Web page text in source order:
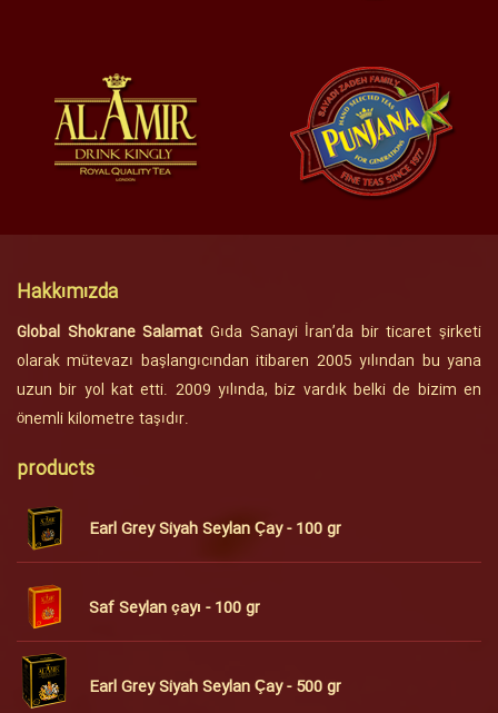
Hakkımızda
Global Shokrane Salamat Gıda Sanayi İran’da bir ticaret şirketi
olarak mütevazı başlangıcından itibaren 2005 yılından bu yana
uzun bir yol kat etti. 2009 yılında, biz vardık belki de bizim en
önemli kilometre taşıdır.
products
Earl Grey Siyah Seylan Çay - 100 gr
Saf Seylan çayı - 100 gr
Earl Grey Siyah Seylan Çay - 500 gr